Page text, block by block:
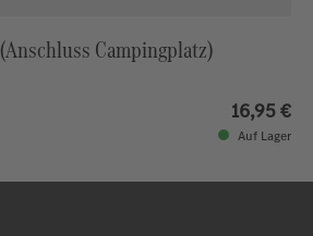
Campingplatz)
16,95 €
Auf Lager